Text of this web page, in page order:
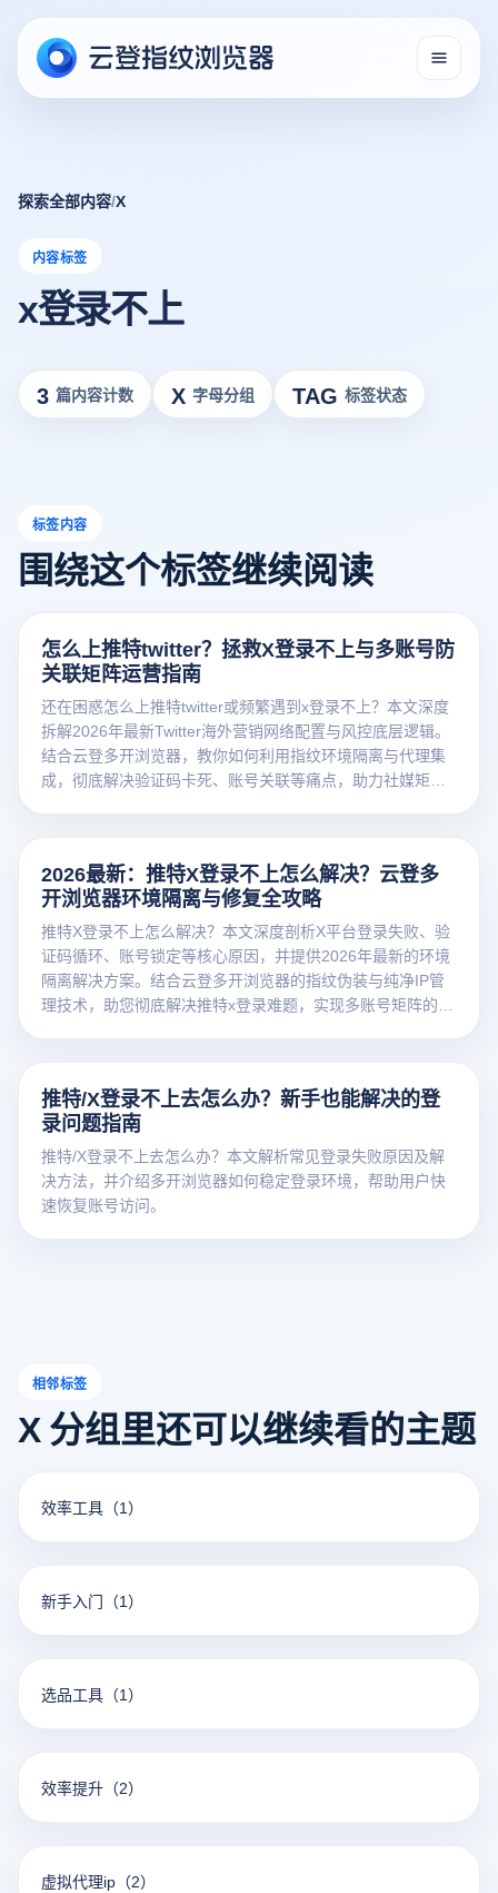
探索全部内容/X
内容标签
x登录不上
3 篇内容计数 X 字母分组 TAG 标签状态
标签内容
围绕这个标签继续阅读
怎么上推特twitter？拯救X登录不上与多账号防
关联矩阵运营指南
还在困惑怎么上推特twitter或频繁遇到x登录不上？本文深度
拆解2026年最新Twitter海外营销网络配置与风控底层逻辑。
结合云登多开浏览器，教你如何利用指纹环境隔离与代理集
成，彻底解决验证码卡死、账号关联等痛点，助力社媒矩阵
2026最新：推特X登录不上怎么解决？云登多
开浏览器环境隔离与修复全攻略
推特X登录不上怎么解决？本文深度剖析X平台登录失败、验
证码循环、账号锁定等核心原因，并提供2026年最新的环境
隔离解决方案。结合云登多开浏览器的指纹伪装与纯净IP管
理技术，助您彻底解决推特x登录难题，实现多账号矩阵的高
推特/X登录不上去怎么办？新手也能解决的登
录问题指南
推特/X登录不上去怎么办？本文解析常见登录失败原因及解
决方法，并介绍多开浏览器如何稳定登录环境，帮助用户快
速恢复账号访问。
相邻标签
X 分组里还可以继续看的主题
效率工具 （1）
新手入门 （1）
选品工具 （1）
效率提升 （2）
虚拟代理ip （2）